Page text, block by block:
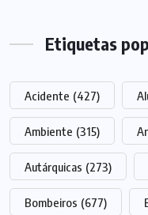
Etiquetas
Acidente (427)
Ambiente (315)
Autárquicas (273)
Bombeiros (677)